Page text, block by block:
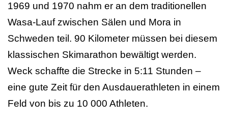
1969 und 1970 nahm er an dem traditionellen
Wasa-Lauf zwischen Sälen und Mora in
Schweden teil. 90 Kilometer müssen bei diesem
klassischen Skimarathon bewältigt werden.
Weck schaffte die Strecke in 5:11 Stunden –
eine gute Zeit für den Ausdauerathleten in einem
Feld von bis zu 10 000 Athleten.